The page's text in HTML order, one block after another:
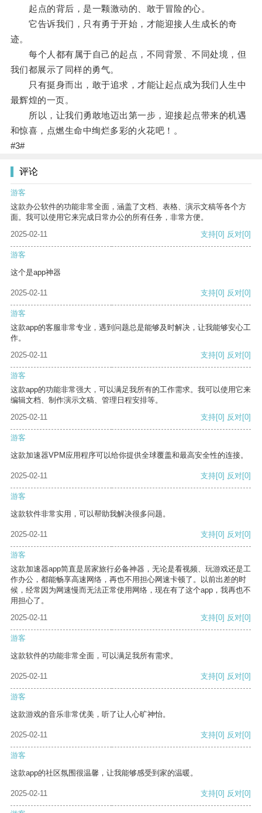
起点的背后，是一颗激动的、敢于冒险的心。
它告诉我们，只有勇于开始，才能迎接人生成长的奇
迹。
每个人都有属于自己的起点，不同背景、不同处境，但
我们都展示了同样的勇气。
只有挺身而出，敢于追求，才能让起点成为我们人生中
最辉煌的一页。
所以，让我们勇敢地迈出第一步，迎接起点带来的机遇
和惊喜，点燃生命中绚烂多彩的火花吧！。
#3#
评论
游客
这款办公软件的功能非常全面，涵盖了文档、表格、演示文稿等各个方
面。我可以使用它来完成日常办公的所有任务，非常方便。
2025-02-11
支持[0] 反对[0]
游客
这个是app神器
2025-02-11 支持[0] 反对[0]
游客
这款app的客服非常专业，遇到问题总是能够及时解决，让我能够安心工
作。
2025-02-11
支持[0] 反对[0]
游客
这款app的功能非常强大，可以满足我所有的工作需求。我可以使用它来
编辑文档、制作演示文稿、管理日程安排等。
2025-02-11
支持[0] 反对[0]
游客
这款加速器VPM应用程序可以给你提供全球覆盖和最高安全性的连接。
2025-02-11 支持[0] 反对[0]
游客
这款软件非常实用，可以帮助我解决很多问题。
2025-02-11 支持[0] 反对[0]
游客
这款加速器app简直是居家旅行必备神器，无论是看视频、玩游戏还是工
作办公，都能畅享高速网络，再也不用担心网速卡顿了。以前出差的时
候，经常因为网速慢而无法正常使用网络，现在有了这个app，我再也不
用担心了。
2025-02-11
支持[0] 反对[0]
游客
这款软件的功能非常全面，可以满足我所有需求。
2025-02-11 支持[0] 反对[0]
游客
这款游戏的音乐非常优美，听了让人心旷神怡。
2025-02-11 支持[0] 反对[0]
游客
这款app的社区氛围很温馨，让我能够感受到家的温暖。
2025-02-11 支持[0] 反对[0]